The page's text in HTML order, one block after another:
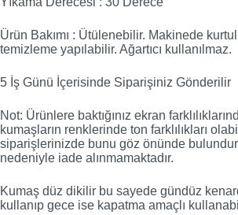
Ürün Bakımı : Ütülenebilir. Makinede
temizleme yapılabilir. Ağartıcı kullanılmaz.
5 İş Günü İçerisinde Siparişiniz Gönderilir
Not: Ürünlere baktığınız ekran
kumaşların renklerinde ton farklılıkları
siparişlerinizde bunu göz önünde
nedeniyle iade alınmamaktadır.
Kumaş düz dikilir bu sayede gündüz
kullanıp gece ise kapatma amaçlı